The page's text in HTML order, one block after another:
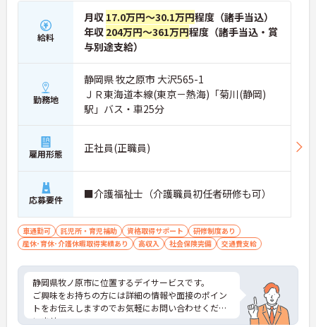
給料
月収 17.0万円～30.1万円程度（諸手当込）
年収 204万円～361万円程度（諸手当込・賞
与別途支給）
勤務地
静岡県 牧之原市 大沢565-1
ＪＲ東海道本線(東京－熱海)「菊川(静岡)
駅」バス・車25分
雇用形態 正社員(正職員)
応募要件 ■介護福祉士（介護職員初任者研修も可）
車通勤可 託児所・育児補助 資格取得サポート
研修制度あり
産休･育休･介護休暇取得実績あり
高収入 社会保険完備 交通費支給
静岡県牧ノ原市に位置するデイサービスです。
ご興味をお持ちの方には詳細の情報や面接のポイン
トをお伝えしますのでお気軽にお問い合わせくださ
いませ。